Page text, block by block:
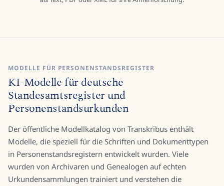
MODELLE FÜR PERSONENSTANDSREGISTER
KI-Modelle für deutsche
Standesamtsregister und
Personenstandsurkunden
Der öffentliche Modellkatalog von Transkribus enthält
Modelle, die speziell für die Schriften und Dokumenttypen
in Personenstandsregistern entwickelt wurden. Viele
wurden von Archivaren und Genealogen auf echten
Urkundensammlungen trainiert und verstehen die